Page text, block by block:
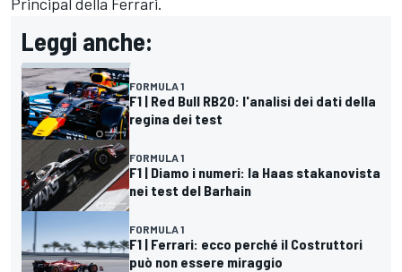
Leggi anche:
FORMULA 1
F1 | Red Bull RB20: l'analisi dei dati della
regina dei test
FORMULA 1
F1 | Diamo i numeri: la Haas stakanovista
nei test del Barhain
FORMULA 1
F1 | Ferrari: ecco perché il Costruttori
può non essere miraggio